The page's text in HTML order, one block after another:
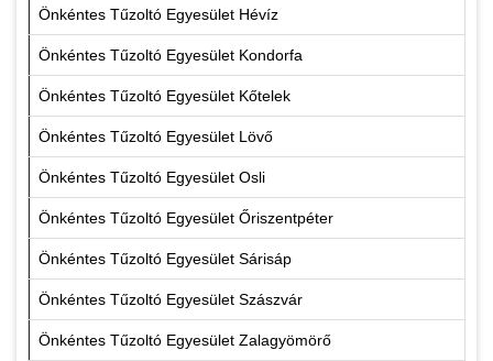
Önkéntes Tűzoltó Egyesület Hévíz
Önkéntes Tűzoltó Egyesület Kondorfa
Önkéntes Tűzoltó Egyesület Kőtelek
Önkéntes Tűzoltó Egyesület Lövő
Önkéntes Tűzoltó Egyesület Osli
Önkéntes Tűzoltó Egyesület Őriszentpéter
Önkéntes Tűzoltó Egyesület Sárisáp
Önkéntes Tűzoltó Egyesület Szászvár
Önkéntes Tűzoltó Egyesület Zalagyömörő